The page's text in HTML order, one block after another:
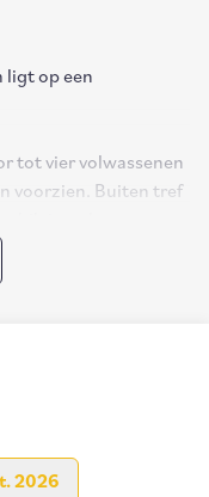
ligt op een
tot vier volwassenen
voorzien. Buiten tref
trampoline.
en de rust.
machine. In de
met douche,
2026